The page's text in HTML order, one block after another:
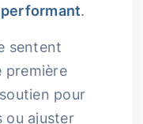
.
sentent
première
pour
ou ajuster